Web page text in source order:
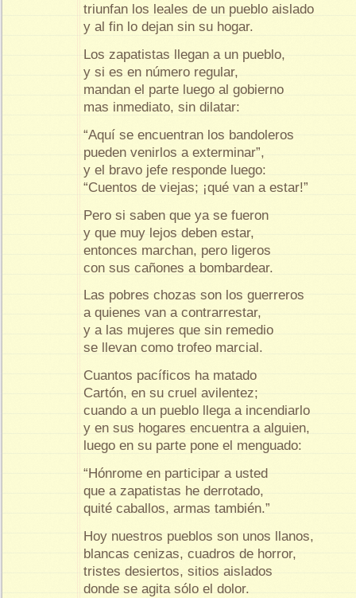
triunfan los leales de un pueblo aislado
y al fin lo dejan sin su hogar.
Los zapatistas llegan a un pueblo,
y si es en número regular,
mandan el parte luego al gobierno
mas inmediato, sin dilatar:
“Aquí se encuentran los bandoleros
pueden venirlos a exterminar”,
y el bravo jefe responde luego:
“Cuentos de viejas; ¡qué van a estar!”
Pero si saben que ya se fueron
y que muy lejos deben estar,
entonces marchan, pero ligeros
con sus cañones a bombardear.
Las pobres chozas son los guerreros
a quienes van a contrarrestar,
y a las mujeres que sin remedio
se llevan como trofeo marcial.
Cuantos pacíficos ha matado
Cartón, en su cruel avilentez;
cuando a un pueblo llega a incendiarlo
y en sus hogares encuentra a alguien,
luego en su parte pone el menguado:
“Hónrome en participar a usted
que a zapatistas he derrotado,
quité caballos, armas también.”
Hoy nuestros pueblos son unos llanos,
blancas cenizas, cuadros de horror,
tristes desiertos, sitios aislados
donde se agita sólo el dolor.